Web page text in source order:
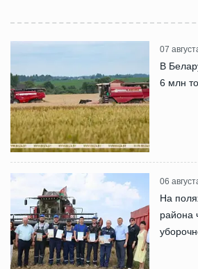
07
В
6 млн
06
На
района